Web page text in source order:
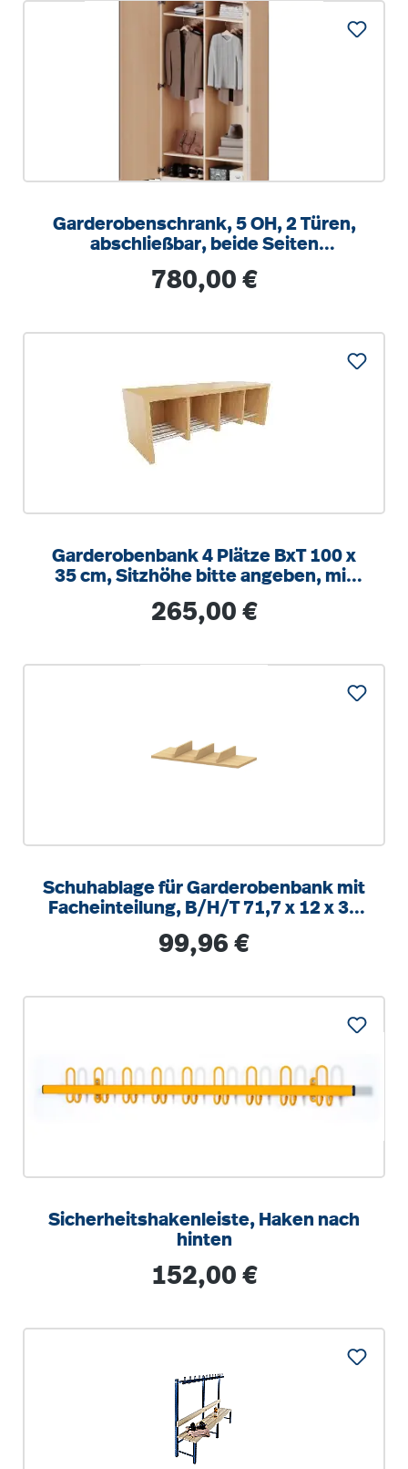
Garderobenschrank, 5 OH, 2 Türen,
abschließbar, beide Seiten
Regulärer Preis:
780,00 €
Garderobenbank 4 Plätze BxT 100 x
35 cm, Sitzhöhe bitte angeben, mit
Regulärer Preis:
265,00 €
Schuhablage für Garderobenbank mit
Facheinteilung, B/H/T 71,7 x 12 x 30
Regulärer Preis:
99,96 €
Sicherheitshakenleiste, Haken nach
hinten
Regulärer Preis:
152,00 €